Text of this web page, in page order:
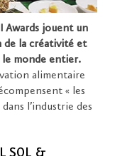
Awards jouent un
de la créativité et
le monde entier.
alimentaire
« les
l’industrie des